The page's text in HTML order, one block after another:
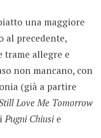
una maggiore
al precedente,
trame allegre e
non mancano, con
(già a partire
Love Me Tomorrow
Pugni Chiusi e